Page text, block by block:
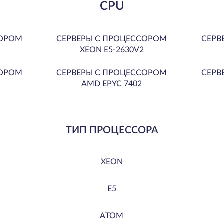
CPU
СЕРВЕРЫ С ПРОЦЕССОРОМ
XEON E5-2630V2
СЕРВЕРЫ С ПРОЦЕССОРОМ
AMD EPYC 7402
ТИП ПРОЦЕССОРА
XEON
E5
ATOM